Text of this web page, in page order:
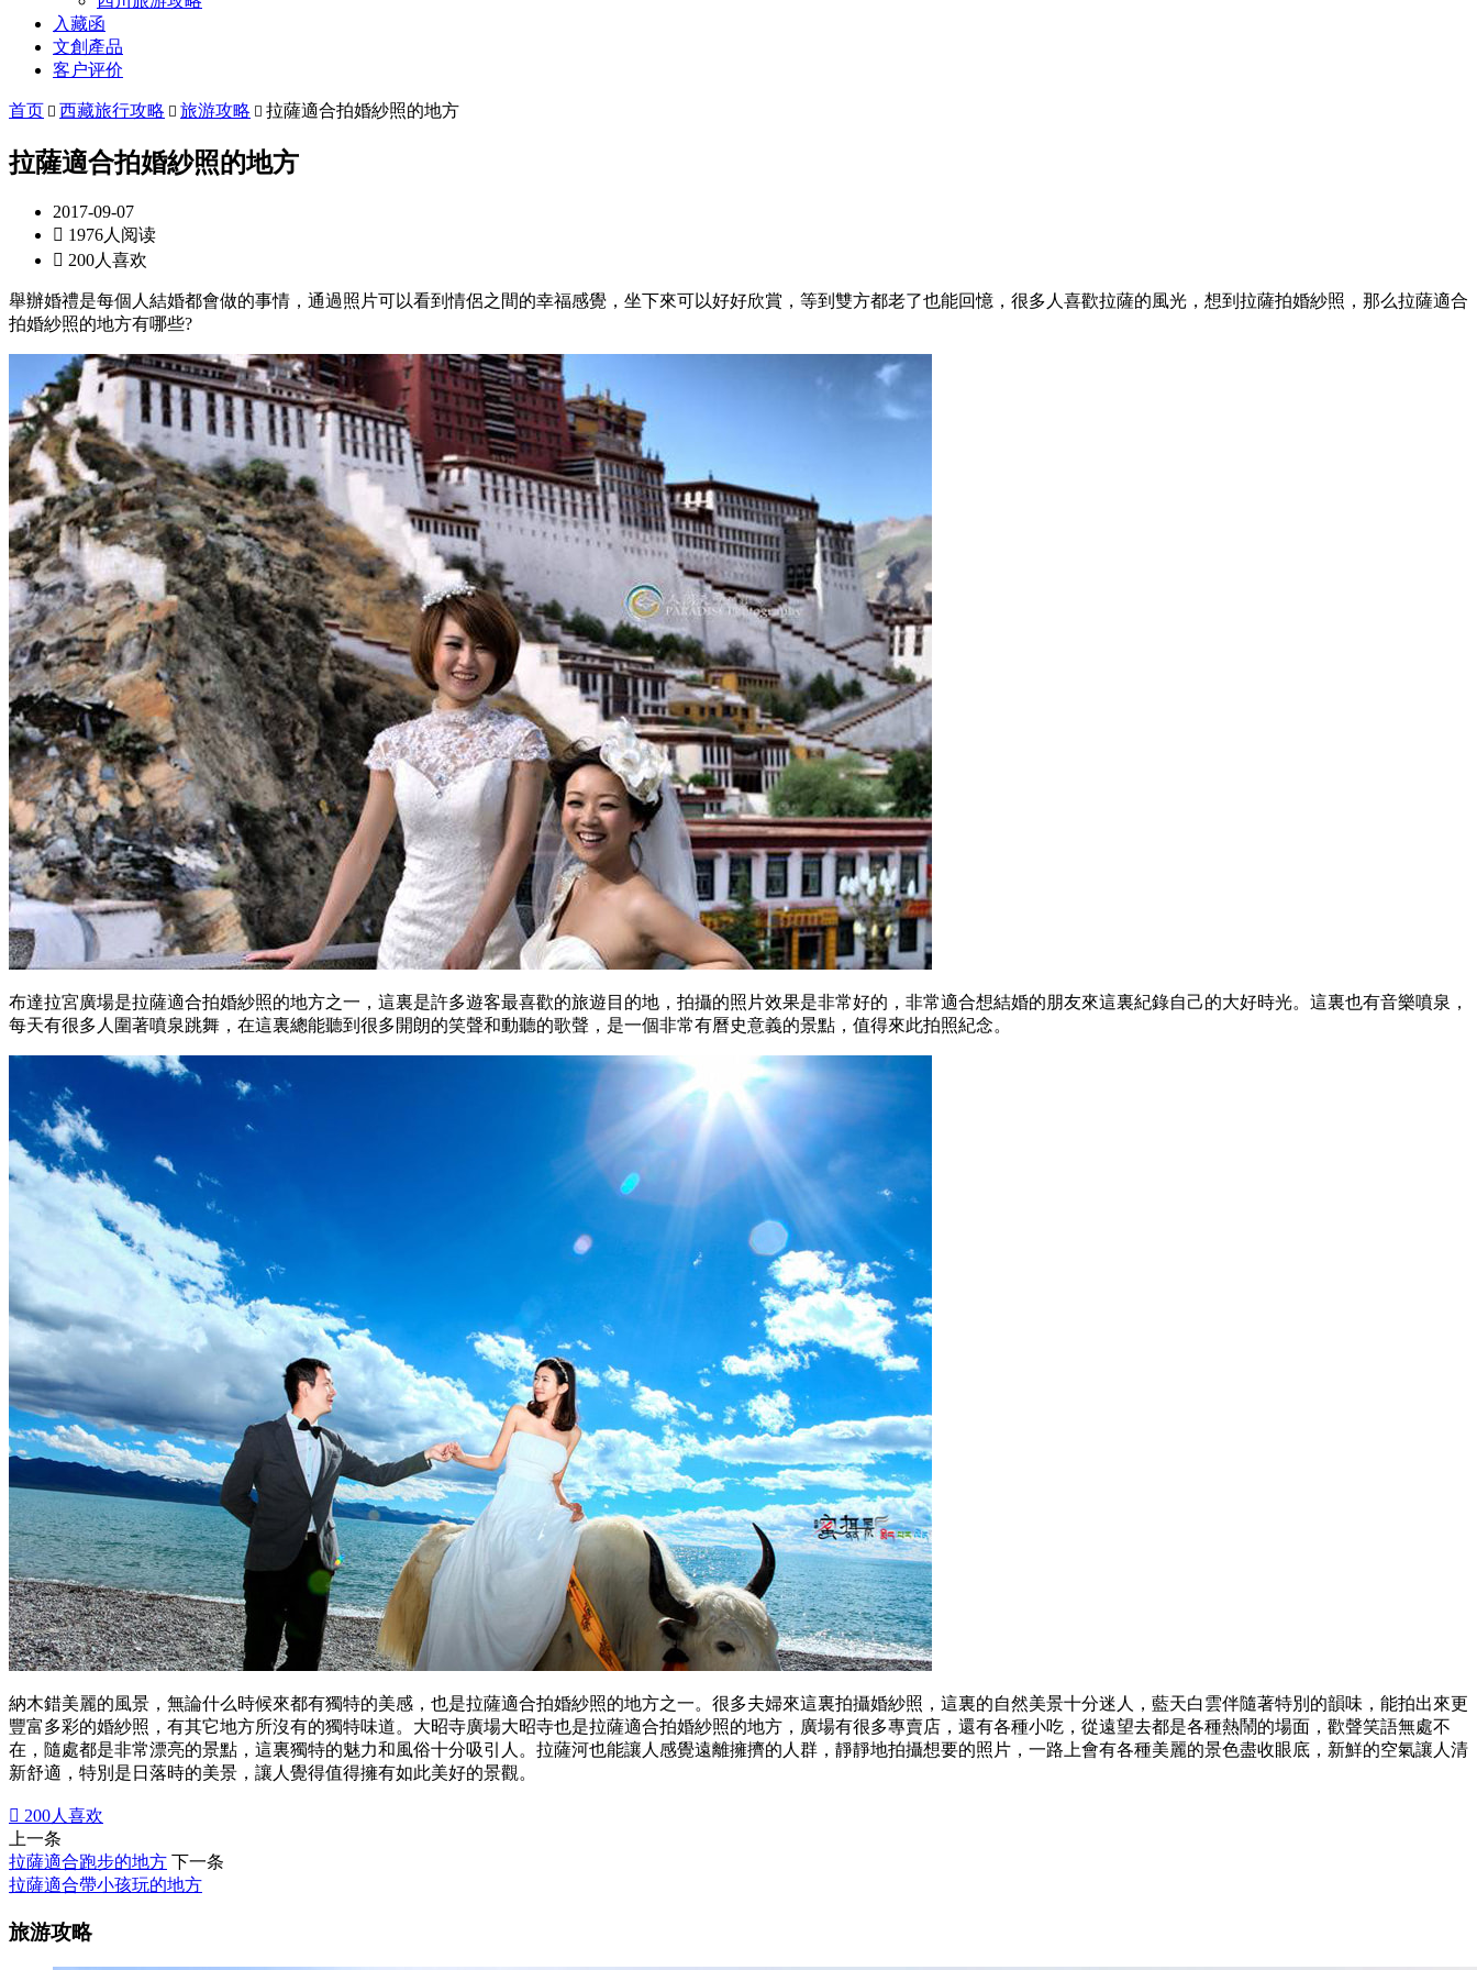
入藏函
文創產品
客户评价
首页  西藏旅行攻略  旅游攻略  拉薩適合拍婚紗照的地方
拉薩適合拍婚紗照的地方
2017-09-07
 1976人阅读
 200人喜欢
舉辦婚禮是每個人結婚都會做的事情，通過照片可以看到情侶之間的幸福感覺，坐下來可以好好欣賞，等到雙方都老了也能回憶，很多人喜歡拉薩的風光，想到拉薩拍婚紗照，那么拉薩適合
拍婚紗照的地方有哪些?
布達拉宮廣場是拉薩適合拍婚紗照的地方之一，這裏是許多遊客最喜歡的旅遊目的地，拍攝的照片效果是非常好的，非常適合想結婚的朋友來這裏紀錄自己的大好時光。這裏也有音樂噴泉，
每天有很多人圍著噴泉跳舞，在這裏總能聽到很多開朗的笑聲和動聽的歌聲，是一個非常有曆史意義的景點，值得來此拍照紀念。
納木錯美麗的風景，無論什么時候來都有獨特的美感，也是拉薩適合拍婚紗照的地方之一。很多夫婦來這裏拍攝婚紗照，這裏的自然美景十分迷人，藍天白雲伴隨著特別的韻味，能拍出來更
豐富多彩的婚紗照，有其它地方所沒有的獨特味道。大昭寺廣場大昭寺也是拉薩適合拍婚紗照的地方，廣場有很多專賣店，還有各種小吃，從遠望去都是各種熱鬧的場面，歡聲笑語無處不
在，隨處都是非常漂亮的景點，這裏獨特的魅力和風俗十分吸引人。拉薩河也能讓人感覺遠離擁擠的人群，靜靜地拍攝想要的照片，一路上會有各種美麗的景色盡收眼底，新鮮的空氣讓人清
新舒適，特別是日落時的美景，讓人覺得值得擁有如此美好的景觀。
 200人喜欢
上一条
拉薩適合跑步的地方 下一条
拉薩適合帶小孩玩的地方
旅游攻略